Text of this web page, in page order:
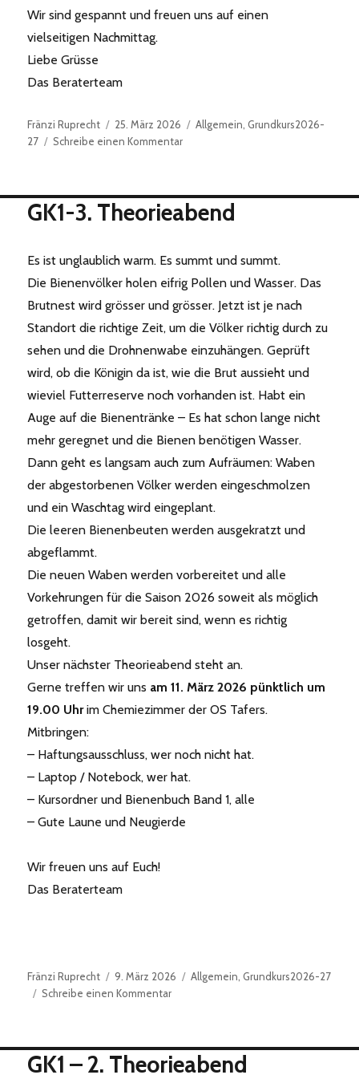
Wir sind gespannt und freuen uns auf einen
vielseitigen Nachmittag.
Liebe Grüsse
Das Beraterteam
Autor
Fränzi Ruprecht
Veröffentlicht
am
25. März 2026 Kategorien
Allgemein Grundkurs2026-
27
Schreibe einen Kommentarzu
GK1-3. Theorieabend
Es ist unglaublich warm. Es summt und summt.
Die Bienenvölker holen eifrig Pollen und Wasser. Das
Brutnest wird grösser und grösser. Jetzt ist je nach
Standort die richtige Zeit, um die Völker richtig durch zu
sehen und die Drohnenwabe einzuhängen. Geprüft
wird, ob die Königin da ist, wie die Brut aussieht und
wieviel Futterreserve noch vorhanden ist. Habt ein
Auge auf die Bienentränke – Es hat schon lange nicht
mehr geregnet und die Bienen benötigen Wasser.
Dann geht es langsam auch zum Aufräumen: Waben
der abgestorbenen Völker werden eingeschmolzen
und ein Waschtag wird eingeplant.
Die leeren Bienenbeuten werden ausgekratzt und
abgeflammt.
Die neuen Waben werden vorbereitet und alle
Vorkehrungen für die Saison 2026 soweit als möglich
getroffen, damit wir bereit sind, wenn es richtig
losgeht.
Unser nächster Theorieabend steht an.
Gerne treffen wir uns am 11. März 2026 pünktlich um
19.00 Uhrim Chemiezimmer der OS Tafers.
Mitbringen:
– Haftungsausschluss, wer noch nicht hat.
– Laptop / Notebock, wer hat.
– Kursordner und Bienenbuch Band 1, alle
– Gute Laune und Neugierde
Wir freuen uns auf Euch!
Das Beraterteam
Autor
Fränzi Ruprecht
Veröffentlicht
am
9. März 2026 Kategorien
Allgemein Grundkurs2026-27
Schreibe einen Kommentarzu
GK1 – 2. Theorieabend